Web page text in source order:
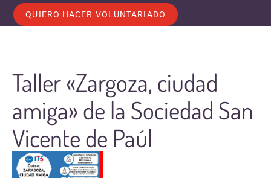
QUIERO HACER VOLUNTARIADO
Taller «Zargoza, ciudad
amiga» de la Sociedad San
Vicente de Paúl